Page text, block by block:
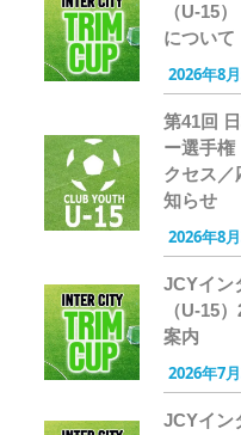
（U-15
について
2026年8
第41回
ー選手
クセス／
知らせ
2026年8
JCYイン
（U-15
案内
2026年7
JCYイン